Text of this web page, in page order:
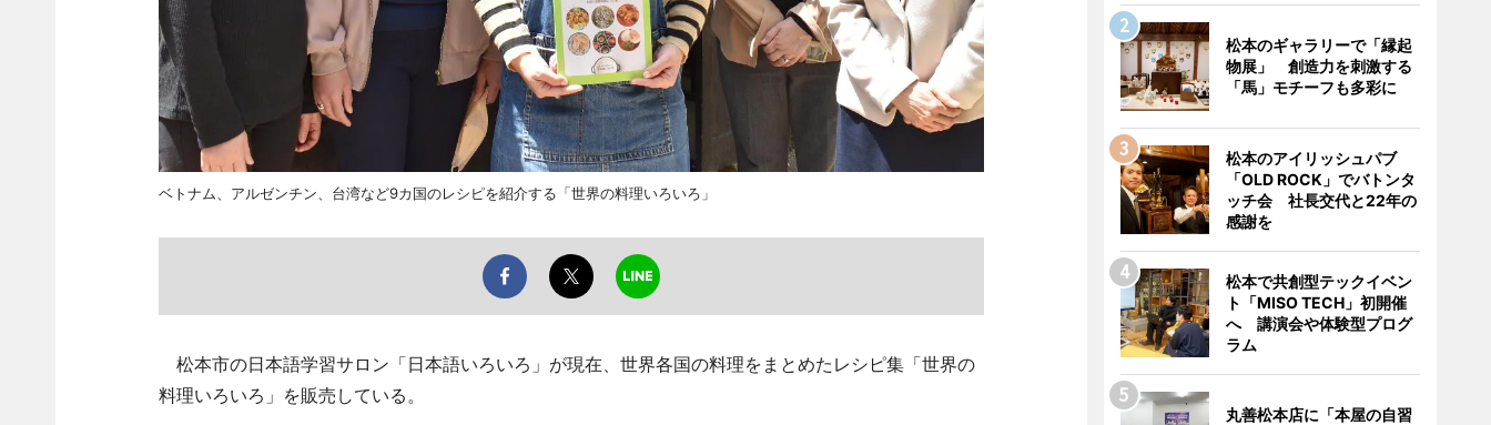
ベトナム、アルゼンチン、台湾など9カ国のレシピを紹介する「世界の料理いろいろ」
松本市の日本語学習サロン「日本語いろいろ」が現在、世界各国の料理をまとめたレシピ集「世界の
料理いろいろ」を販売している。
松本のギャラリーで「縁起
物展」 創造力を刺激する
「馬」モチーフも多彩に
松本のアイリッシュパブ
「OLD ROCK」でバトンタ
ッチ会 社長交代と22年の
感謝を
松本で共創型テックイベン
ト「MISO TECH」初開催
へ 講演会や体験型プログ
ラム
丸善松本店に「本屋の自習